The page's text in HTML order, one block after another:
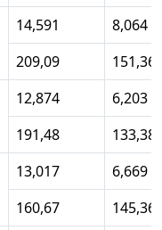
14,591
8,064
209,09
151,36
12,874
6,203
191,48
133,38
13,017
6,669
160,67
145,36